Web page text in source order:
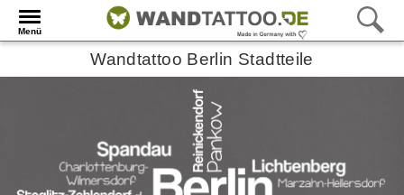
Menü
Wandtattoo Berlin Stadtteile